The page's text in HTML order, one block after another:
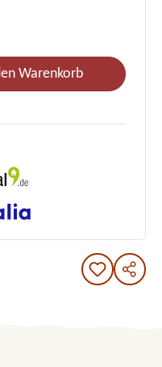
gewünschten
Warenkorb